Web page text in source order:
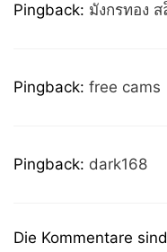
Pingback: มังกรทอง
Pingback: free cams
Pingback: dark168
Die Kommentare